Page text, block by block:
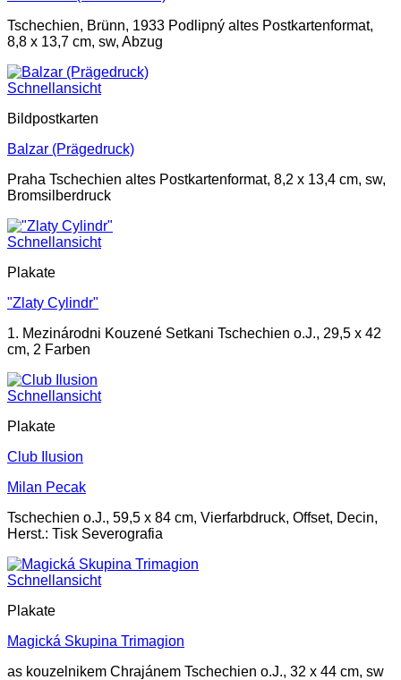
Tschechien, Brünn, 1933 Podlipný altes Postkartenformat,
8,8 x 13,7 cm, sw, Abzug
Schnellansicht
Bildpostkarten
Balzar (Prägedruck)
Praha Tschechien altes Postkartenformat, 8,2 x 13,4 cm, sw,
Bromsilberdruck
Schnellansicht
Plakate
"Zlaty Cylindr"
1. Mezinárodni Kouzené Setkani Tschechien o.J., 29,5 x 42
cm, 2 Farben
Schnellansicht
Plakate
Club Ilusion
Milan Pecak
Tschechien o.J., 59,5 x 84 cm, Vierfarbdruck, Offset, Decin,
Herst.: Tisk Severografia
Schnellansicht
Plakate
Magická Skupina Trimagion
as kouzelnikem Chrajánem Tschechien o.J., 32 x 44 cm, sw